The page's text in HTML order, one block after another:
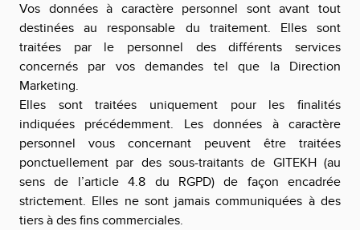
Vos données à caractère personnel sont avant tout
destinées au responsable du traitement. Elles sont
traitées par le personnel des différents services
concernés par vos demandes tel que la Direction
Marketing.
Elles sont traitées uniquement pour les finalités
indiquées précédemment. Les données à caractère
personnel vous concernant peuvent être traitées
ponctuellement par des sous-traitants de GITEKH (au
sens de l’article 4.8 du RGPD) de façon encadrée
strictement. Elles ne sont jamais communiquées à des
tiers à des fins commerciales.